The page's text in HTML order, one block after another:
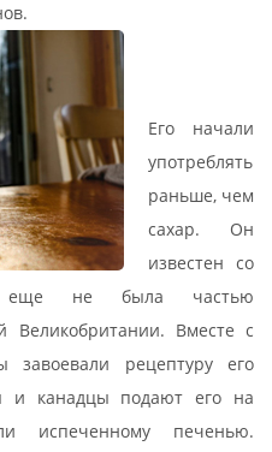
Его начали
употреблять
раньше, чем
сахар. Он
известен со
еще не была частью
Великобритании. Вместе с
завоевали рецептуру его
и канадцы подают его на
испеченному печенью.